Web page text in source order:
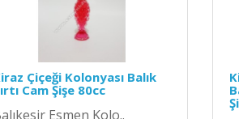
Çiçeği Kolonyası Balık
Cam Şişe 80cc
Esmen Kolo..